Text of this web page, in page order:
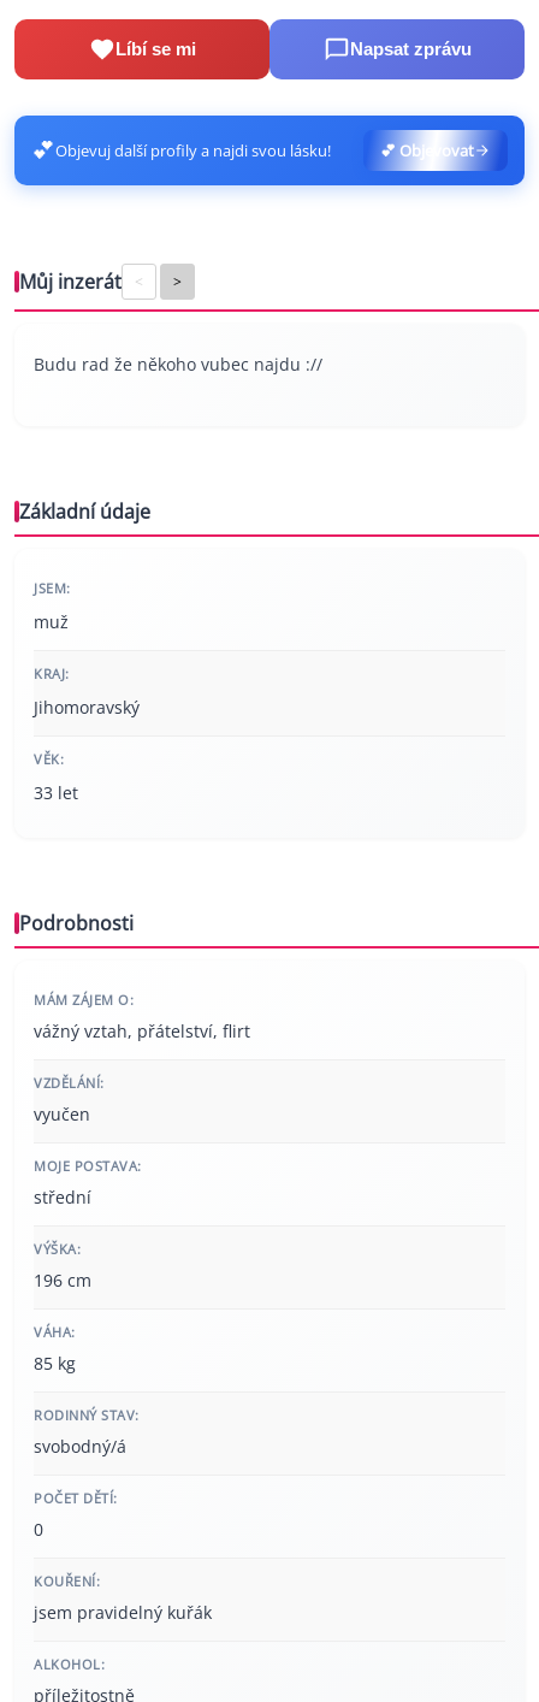
Líbí se mi Napsat zprávu
💕Objevuj další profily a najdi svou lásku! 💕 Objevovat
Můj inzerát < >
Budu rad že někoho vubec najdu ://
Základní údaje
JSEM:
muž
KRAJ:
Jihomoravský
VĚK:
33 let
Podrobnosti
MÁM ZÁJEM O:
vážný vztah, přátelství, flirt
VZDĚLÁNÍ:
vyučen
MOJE POSTAVA:
střední
VÝŠKA:
196 cm
VÁHA:
85 kg
RODINNÝ STAV:
svobodný/á
POČET DĚTÍ:
0
KOUŘENÍ:
jsem pravidelný kuřák
ALKOHOL:
příležitostně